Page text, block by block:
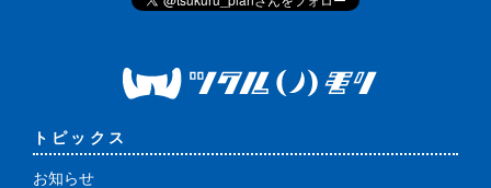
トピックス
お知らせ